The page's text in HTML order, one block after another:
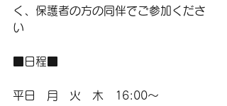
く、保護者の方の同伴でご参加くださ
い
■日程■
平日　月　火　木　16:00～